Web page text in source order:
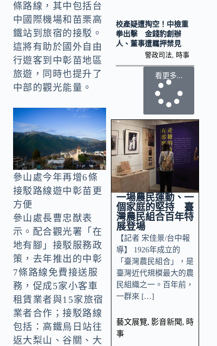
條路線，其中包括台
中國際機場和苗栗高
鐵站到旅宿的接駁。
這將有助於國外自由
行遊客到中彰苗地區
旅遊，同時也提升了
中部的觀光能量。
參山處今年再增6條
接駁路線遊中彰苗更
方便
參山處長曹忠猷表
示。配合觀光署「在
地有腳」接駁服務政
策，去年推出的中彰
7條路線免費接送服
務，促成5家小客車
租賃業者與15家旅宿
業者合作；接駁路線
包括：高鐵烏日站往
返大梨山、谷關、大
校產疑遭掏空！中檢重
拳出擊 金錢豹創辦
人、董事遭羈押禁見
警政司法 時事
看更多...
一場農民運動、一
個家庭的堅持 臺
灣農民組合百年特
展登場
【記者 宋佳景/台中報
導】 1926年成立的
「臺灣農民組合」，是
臺灣近代規模最大的農
民組織之一。百年前，
一群來 […]
藝文展覽, 影音新聞, 時
事